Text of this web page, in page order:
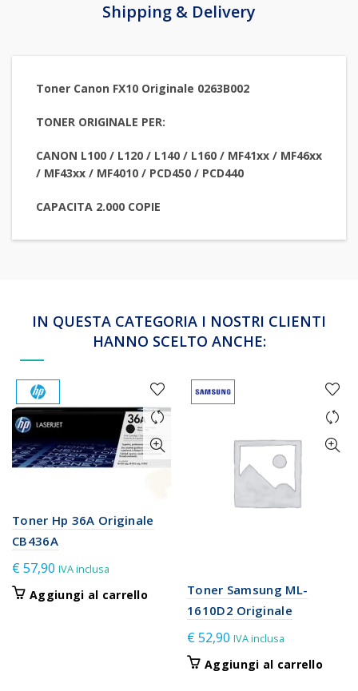
Shipping & Delivery
Toner Canon FX10 Originale 0263B002
TONER ORIGINALE PER:
CANON L100 / L120 / L140 / L160 / MF41xx / MF46xx
/ MF43xx / MF4010 / PCD450 / PCD440
CAPACITA 2.000 COPIE
IN QUESTA CATEGORIA I NOSTRI CLIENTI
HANNO SCELTO ANCHE:
Toner Hp 36A Originale
CB436A
€57,90 IVA inclusa
Aggiungi al carrello
Toner Samsung ML-
1610D2 Originale
€52,90 IVA inclusa
Aggiungi al carrello